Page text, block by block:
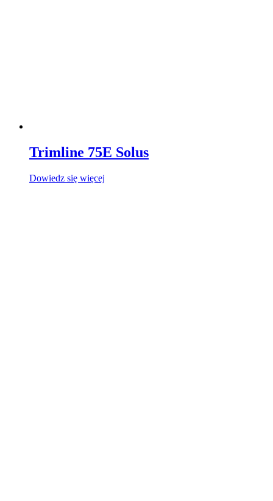
Trimline 75E Solus
Dowiedz się więcej